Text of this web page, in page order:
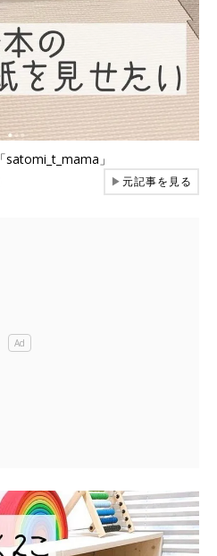
」
▶元記事を見る